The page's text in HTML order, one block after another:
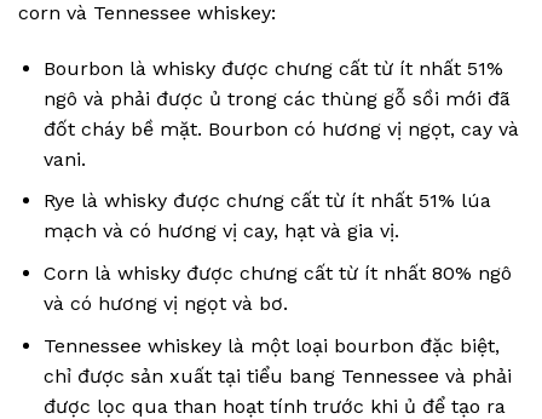
corn và Tennessee whiskey:
Bourbon là whisky được chưng cất từ ít nhất 51%
ngô và phải được ủ trong các thùng gỗ sồi mới đã
đốt cháy bề mặt. Bourbon có hương vị ngọt, cay và
vani.
Rye là whisky được chưng cất từ ít nhất 51% lúa
mạch và có hương vị cay, hạt và gia vị.
Corn là whisky được chưng cất từ ít nhất 80% ngô
và có hương vị ngọt và bơ.
Tennessee whiskey là một loại bourbon đặc biệt,
chỉ được sản xuất tại tiểu bang Tennessee và phải
được lọc qua than hoạt tính trước khi ủ để tạo ra